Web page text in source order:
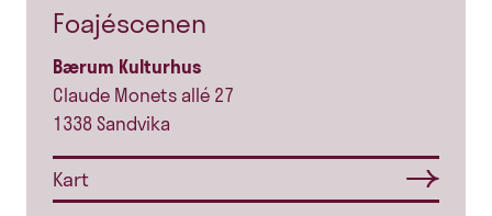
Foajéscenen
Bærum Kulturhus
Claude Monets allé 27
1338 Sandvika
Kart